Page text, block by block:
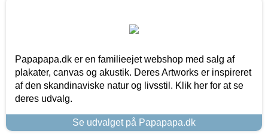
Papapapa.dk er en familieejet webshop med salg af
plakater, canvas og akustik. Deres Artworks er inspireret
af den skandinaviske natur og livsstil. Klik her for at se
deres udvalg.
Se udvalget på Papapapa.dk